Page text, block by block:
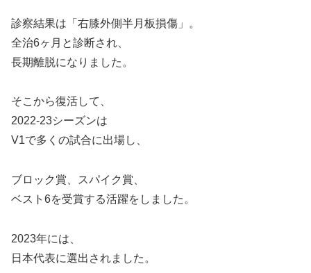
診察結果は「右膝外側半月板損傷」。
全治6ヶ月と診断され、
長期離脱になりました。
そこから復活して、
2022-23シーズンは
V1で多くの試合に出場し、
ブロック賞、スパイク賞、
ベスト6を受賞する活躍をしました。
2023年には、
日本代表に選出されました。